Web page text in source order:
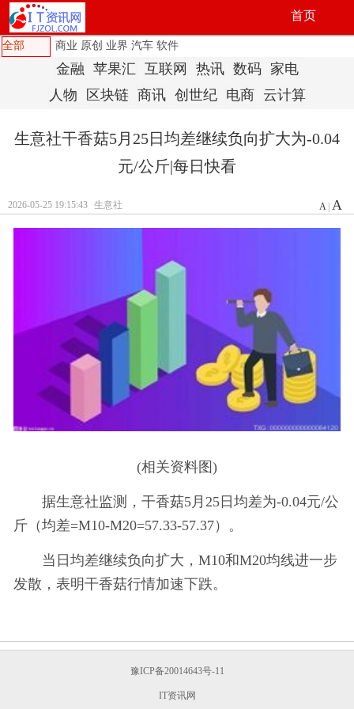
首页
全部 商业 原创 业界 汽车 软件
金融 苹果汇 互联网 热讯 数码
家电
人物
区块链 商讯 创世纪 电商 云计算
生意社干香菇5月25日均差继续负向扩大为-0.04
元/公斤|每日快看
2026-05-25 19:15:43 生意社 A| A
(相关资料图)
据生意社监测，干香菇5月25日均差为-0.04元/公
斤（均差=M10-M20=57.33-57.37）。
当日均差继续负向扩大，M10和M20均线进一步
发散，表明干香菇行情加速下跌。
豫ICP备20014643号-11
IT资讯网